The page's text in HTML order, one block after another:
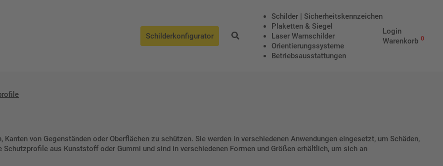
Schilderkonfigurator
Schilder | Sicherheitskennzeichen
Plaketten & Siegel
Laser Warnschilder
Orientierungssysteme
Betriebs­aus­stattungen
Login
Warenkorb 0
von Gegenständen oder Oberflächen zu schützen. Sie werden in verschiedenen Anwendungen eingesetzt, um Schäden,
aus Kunststoff oder Gummi und sind in verschiedenen Formen und Größen erhältlich, um sich an